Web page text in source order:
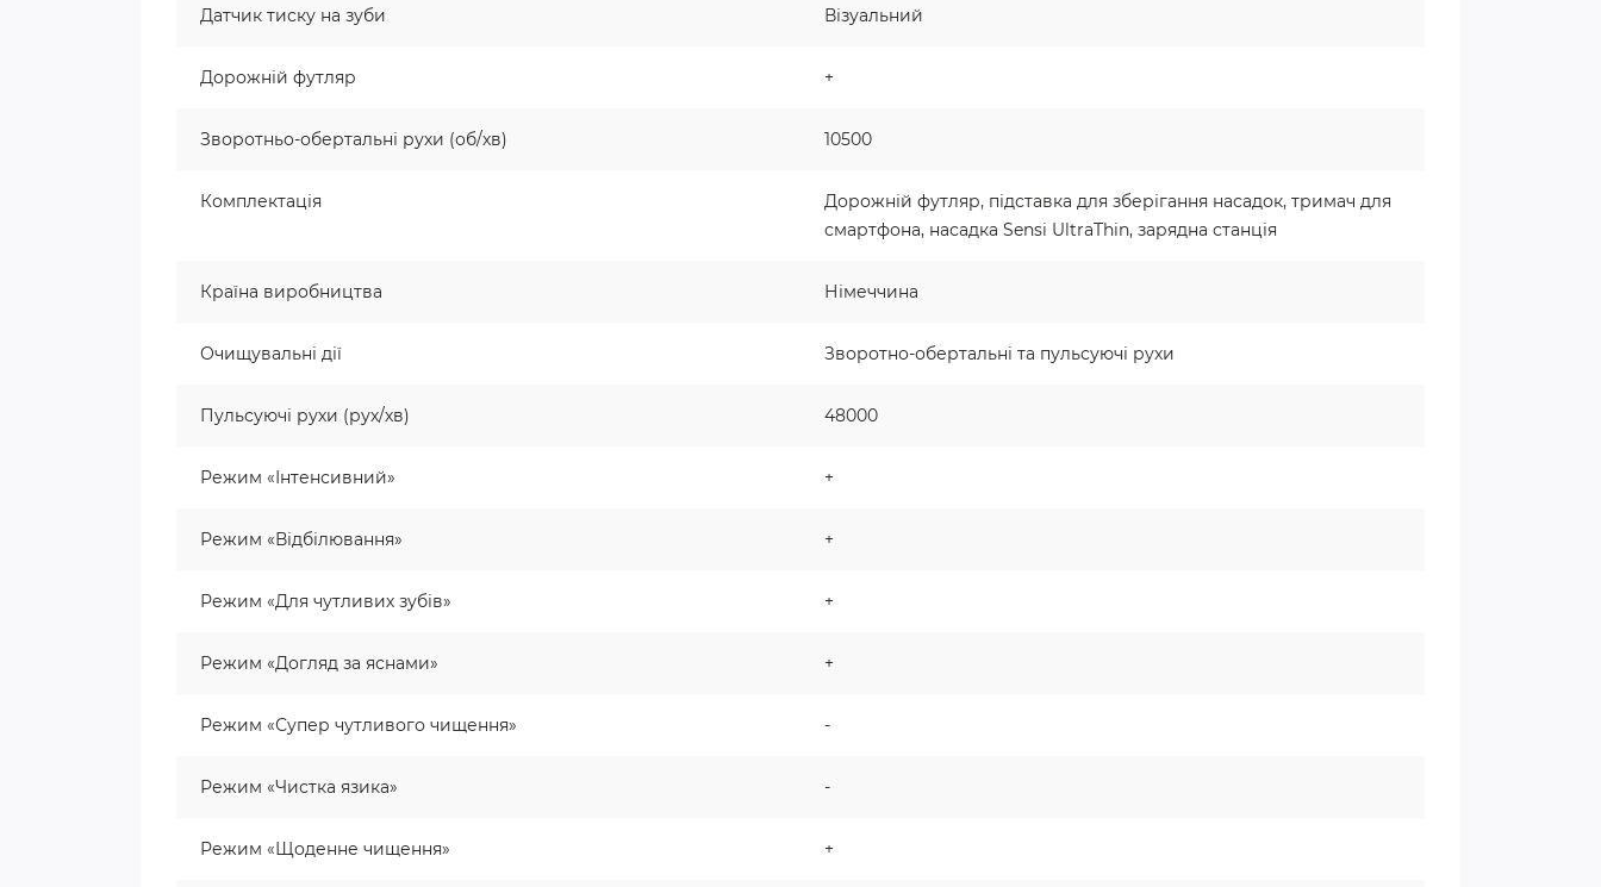
Датчик тиску на зуби Візуальний
Дорожній футляр +
Зворотньо-обертальні рухи (об/хв) 10500
Комплектація
Дорожній футляр, підставка для зберігання насадок, тримач для
смартфона, насадка Sensi UltraThin, зарядна станція
Країна виробництва Німеччина
Очищувальні дії Зворотно-обертальні та пульсуючі рухи
Пульсуючі рухи (рух/хв) 48000
Режим «Інтенсивний» +
Режим «Відбілювання» +
Режим «Для чутливих зубів» +
Режим «Догляд за яснами» +
Режим «Супер чутливого чищення» -
Режим «Чистка язика» -
Режим «Щоденне чищення» +